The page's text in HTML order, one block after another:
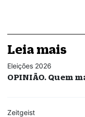
Leia mais
Eleições 2026
OPINIÃO. Quem
Zeitgeist